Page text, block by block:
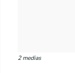
2 medias